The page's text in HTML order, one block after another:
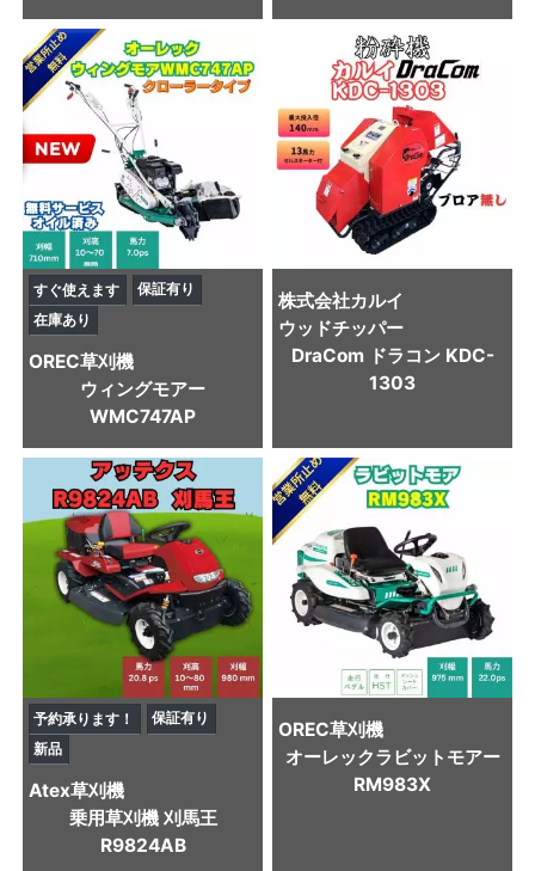
すぐ使えます
保証有り
在庫あり
OREC草刈機
ウィングモアー
WMC747AP
株式会社カルイ
ウッドチッパー
DraCom ドラコン KDC-
1303
予約承ります！
保証有り
新品
Atex草刈機
乗用草刈機 刈馬王
R9824AB
OREC草刈機
オーレックラビットモアー
RM983X